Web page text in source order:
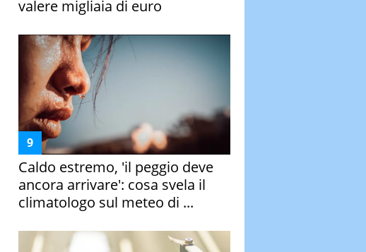
valere migliaia di euro
Caldo estremo, 'il peggio deve
ancora arrivare': cosa svela il
climatologo sul meteo di ...